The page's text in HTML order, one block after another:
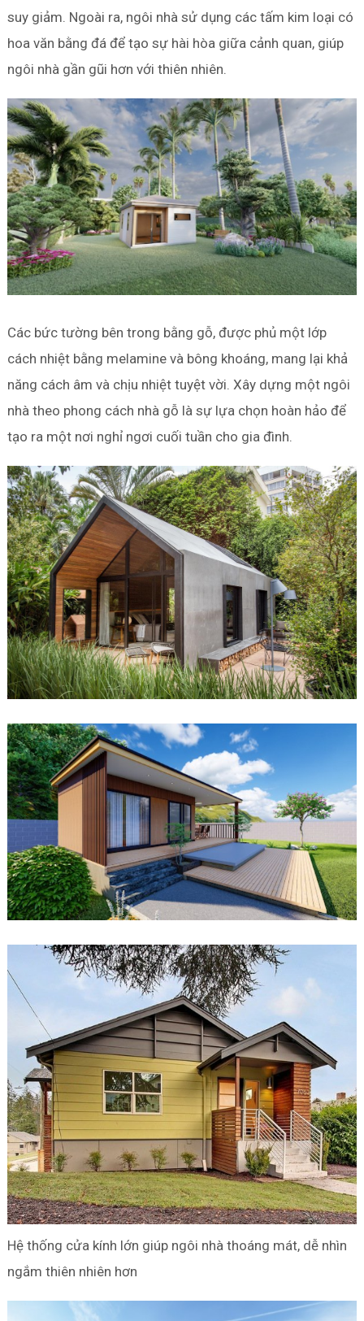
suy giảm. Ngoài ra, ngôi nhà sử dụng các tấm kim loại có
hoa văn bằng đá để tạo sự hài hòa giữa cảnh quan, giúp
ngôi nhà gần gũi hơn với thiên nhiên.
Các bức tường bên trong bằng gỗ, được phủ một lớp
cách nhiệt bằng melamine và bông khoáng, mang lại khả
năng cách âm và chịu nhiệt tuyệt vời. Xây dựng một ngôi
nhà theo phong cách nhà gỗ là sự lựa chọn hoàn hảo để
tạo ra một nơi nghỉ ngơi cuối tuần cho gia đình.
Hệ thống cửa kính lớn giúp ngôi nhà thoáng mát, dễ nhìn
ngắm thiên nhiên hơn